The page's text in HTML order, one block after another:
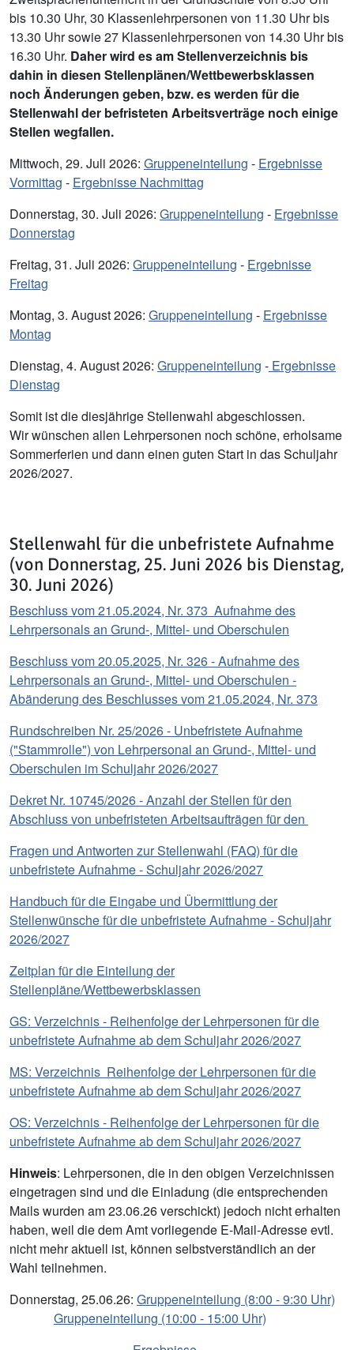
bis 10.30 Uhr, 30 Klassenlehrpersonen von 11.30 Uhr bis
13.30 Uhr sowie 27 Klassenlehrpersonen von 14.30 Uhr bis
16.30 Uhr. Daher wird es am Stellenverzeichnis bis
dahin in diesen Stellenplänen/Wettbewerbsklassen
noch Änderungen geben, bzw. es werden für die
Stellenwahl der befristeten Arbeitsverträge noch einige
Stellen wegfallen.
Mittwoch, 29. Juli 2026: Gruppeneinteilung - Ergebnisse
Vormittag - Ergebnisse Nachmittag
Donnerstag, 30. Juli 2026: Gruppeneinteilung - Ergebnisse
Donnerstag
Freitag, 31. Juli 2026: Gruppeneinteilung - Ergebnisse
Freitag
Montag, 3. August 2026: Gruppeneinteilung - Ergebnisse
Montag
Dienstag, 4. August 2026: Gruppeneinteilung - Ergebnisse
Dienstag
Somit ist die diesjährige Stellenwahl abgeschlossen.
Wir wünschen allen Lehrpersonen noch schöne, erholsame
Sommerferien und dann einen guten Start in das Schuljahr
2026/2027.
Stellenwahl für die unbefristete Aufnahme
(von Donnerstag, 25. Juni 2026 bis Dienstag,
30. Juni 2026)
Beschluss vom 21.05.2024, Nr. 373 Aufnahme des
Lehrpersonals an Grund-, Mittel- und Oberschulen
Beschluss vom 20.05.2025, Nr. 326 - Aufnahme des
Lehrpersonals an Grund-, Mittel- und Oberschulen -
Abänderung des Beschlusses vom 21.05.2024, Nr. 373
Rundschreiben Nr. 25/2026 - Unbefristete Aufnahme
("Stammrolle") von Lehrpersonal an Grund-, Mittel- und
Oberschulen im Schuljahr 2026/2027
Dekret Nr. 10745/2026 - Anzahl der Stellen für den
Abschluss von unbefristeten Arbeitsaufträgen für den
Fragen und Antworten zur Stellenwahl (FAQ) für die
unbefristete Aufnahme - Schuljahr 2026/2027
Handbuch für die Eingabe und Übermittlung der
Stellenwünsche für die unbefristete Aufnahme - Schuljahr
2026/2027
Zeitplan für die Einteilung der
Stellenpläne/Wettbewerbsklassen
GS: Verzeichnis - Reihenfolge der Lehrpersonen für die
unbefristete Aufnahme ab dem Schuljahr 2026/2027
MS: Verzeichnis Reihenfolge der Lehrpersonen für die
unbefristete Aufnahme ab dem Schuljahr 2026/2027
OS: Verzeichnis - Reihenfolge der Lehrpersonen für die
unbefristete Aufnahme ab dem Schuljahr 2026/2027
Hinweis: Lehrpersonen, die in den obigen Verzeichnissen
eingetragen sind und die Einladung (die entsprechenden
Mails wurden am 23.06.26 verschickt) jedoch nicht erhalten
haben, weil die dem Amt vorliegende E-Mail-Adresse evtl.
nicht mehr aktuell ist, können selbstverständlich an der
Wahl teilnehmen.
Donnerstag, 25.06.26: Gruppeneinteilung (8:00 - 9:30 Uhr)
Gruppeneinteilung (10:00 - 15:00 Uhr)